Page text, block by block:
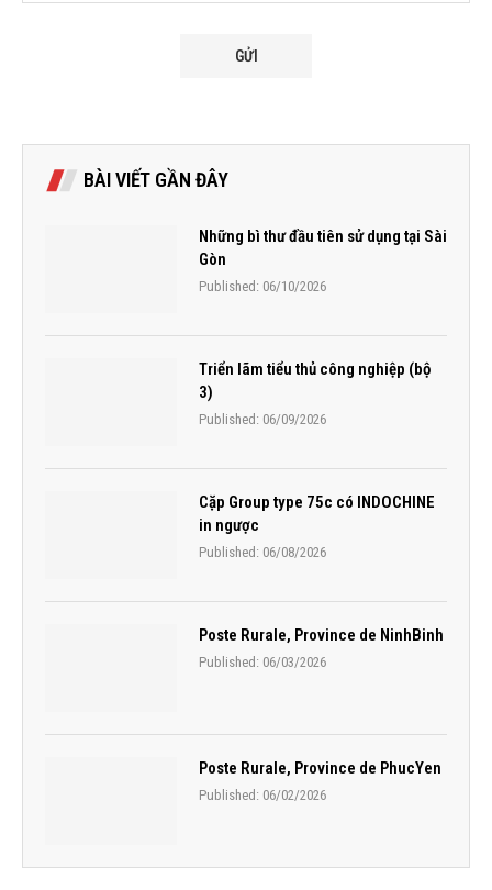
BÀI VIẾT GẦN ĐÂY
Những bì thư đầu tiên sử dụng tại Sài
Gòn
Published: 06/10/2026
Triển lãm tiểu thủ công nghiệp (bộ
3)
Published: 06/09/2026
Cặp Group type 75c có INDOCHINE
in ngược
Published: 06/08/2026
Poste Rurale, Province de NinhBinh
Published: 06/03/2026
Poste Rurale, Province de PhucYen
Published: 06/02/2026